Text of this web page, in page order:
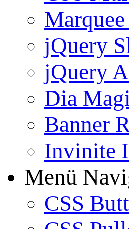
jQuery
jQuery
Dia
Banner
Invinite
Menü
CSS